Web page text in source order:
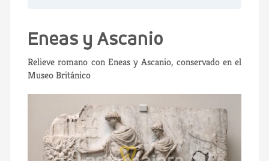
Eneas y Ascanio
Relieve romano con Eneas y Ascanio, conservado en el
Museo Británico